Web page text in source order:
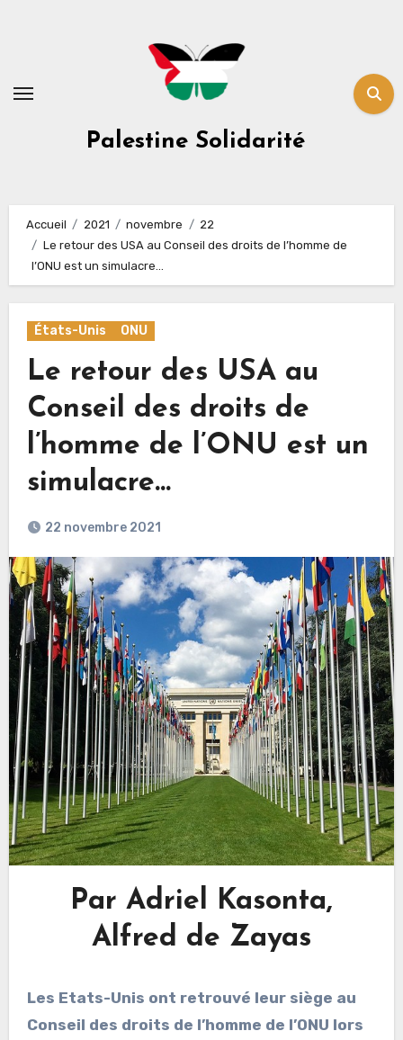
Palestine Solidarité
Accueil 2021 novembre
22
Le retour des USA au Conseil des droits de l’homme de
l’ONU est un simulacre…
États-Unis ONU
Le retour des USA au
Conseil des droits de
l’homme de l’ONU est un
simulacre…
22 novembre 2021
Par Adriel Kasonta,
Alfred de Zayas
Les Etats-Unis ont retrouvé leur siège au
Conseil des droits de l’homme de l’ONU lors